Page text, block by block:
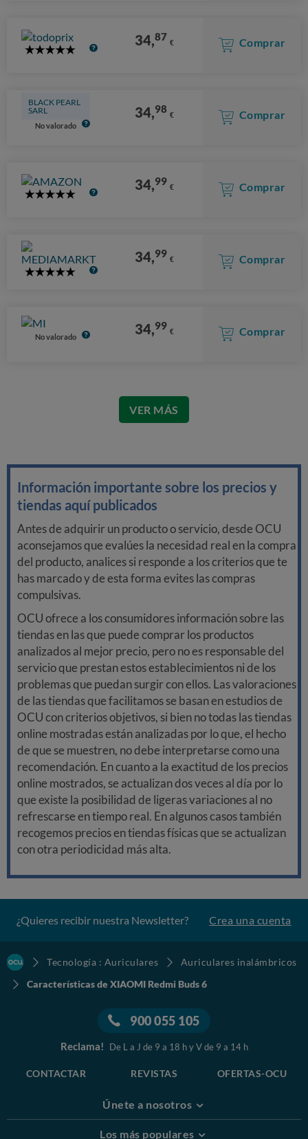
5
34,87 € Comprar
BLACK PEARL
SARL
No valorado
34,98 € Comprar
5
34,99 € Comprar
5
34,99 € Comprar
No valorado 34,99 € Comprar
VER MÁS
Información importante sobre los precios y
tiendas aquí publicados
Antes de adquirir un producto o servicio, desde OCU
aconsejamos que evalúes la necesidad real en la compra
del producto, analices si responde a los criterios que te
has marcado y de esta forma evites las compras
compulsivas.
OCU ofrece a los consumidores información sobre las
tiendas en las que puede comprar los productos
analizados al mejor precio, pero no es responsable del
servicio que prestan estos establecimientos ni de los
problemas que puedan surgir con ellos. Las valoraciones
de las tiendas que facilitamos se basan en estudios de
OCU con criterios objetivos, si bien no todas las tiendas
online mostradas están analizadas por lo que, el hecho
de que se muestren, no debe interpretarse como una
recomendación. En cuanto a la exactitud de los precios
online mostrados, se actualizan dos veces al día por lo
que existe la posibilidad de ligeras variaciones al no
refrescarse en tiempo real. En algunos casos también
recogemos precios en tiendas físicas que se actualizan
con otra periodicidad más alta.
¿Quieres recibir nuestra Newsletter? Crea una cuenta
Tecnología : Auriculares
Auriculares inalámbricos
Características de XIAOMI Redmi Buds 6
900 055 105
Reclama! De L a J de 9 a 18 h y V de 9 a 14 h
CONTACTAR REVISTAS OFERTAS-OCU
Únete a nosotros
Los más populares